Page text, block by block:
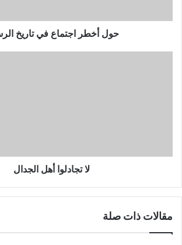
حول أخطر اجتماع في تاريخ
لا تجادلوا أهل الجدال
مقالات ذات صلة